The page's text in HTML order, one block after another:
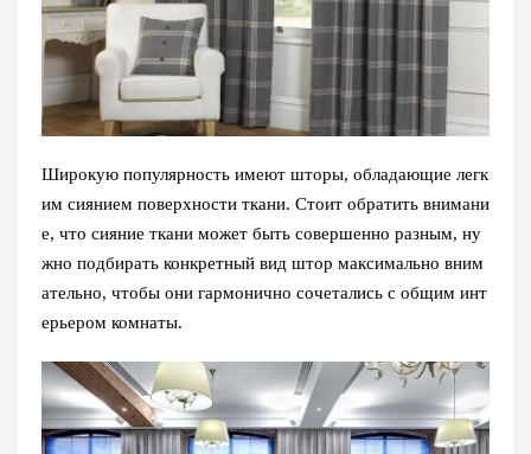
Широкую популярность имеют шторы, обладающие легк
им сиянием поверхности ткани. Стоит обратить внимани
е, что сияние ткани может быть совершенно разным, ну
жно подбирать конкретный вид штор максимально вним
ательно, чтобы они гармонично сочетались с общим инт
ерьером комнаты.